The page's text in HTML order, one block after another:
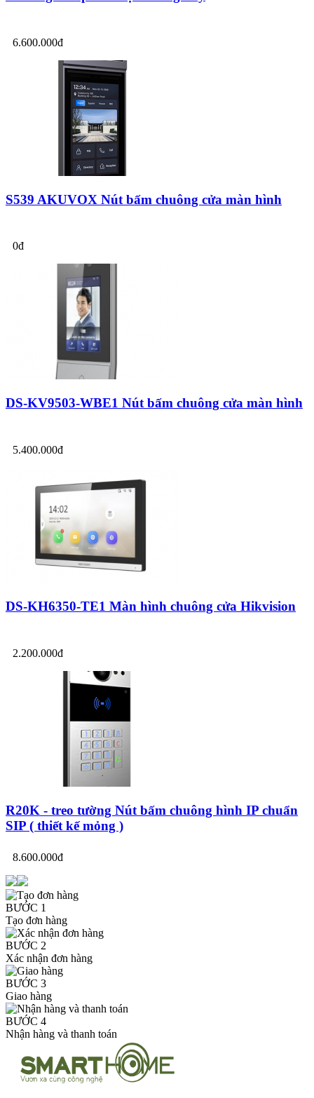
6.600.000đ
S539 AKUVOX Nút bấm chuông cửa màn hình
0đ
DS-KV9503-WBE1 Nút bấm chuông cửa màn hình
5.400.000đ
DS-KH6350-TE1 Màn hình chuông cửa Hikvision
2.200.000đ
R20K - treo tường Nút bấm chuông hình IP chuẩn
SIP ( thiết kế mỏng )
8.600.000đ
BƯỚC 1
Tạo đơn hàng
BƯỚC 2
Xác nhận đơn hàng
BƯỚC 3
Giao hàng
BƯỚC 4
Nhận hàng và thanh toán